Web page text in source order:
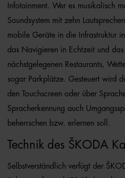
Infotainment. Wer es musikalisch
Soundsystem mit zehn
mobile Geräte in die Infrastruktur
das Navigieren in Echtzeit und
nächstgelegenen Restaurants,
sogar Parkplätze. Gesteuert wird
den Touchscreen oder über
Spracherkennung auch
beherrschen bzw. erlernen soll.
Technik des ŠKODA
Selbstverständlich verfügt der